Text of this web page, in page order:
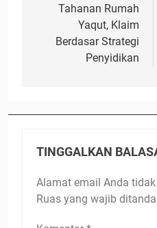
Tahanan Rumah
Yaqut, Klaim
Berdasar Strategi
Penyidikan
TINGGALKAN
Alamat email Anda
Ruas yang wajib